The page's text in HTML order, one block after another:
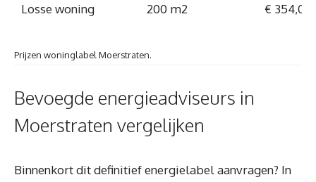
Losse woning 200 m2 € 354,00
Prijzen woninglabel Moerstraten.
Bevoegde energieadviseurs in
Moerstraten vergelijken
Binnenkort dit definitief energielabel aanvragen? In